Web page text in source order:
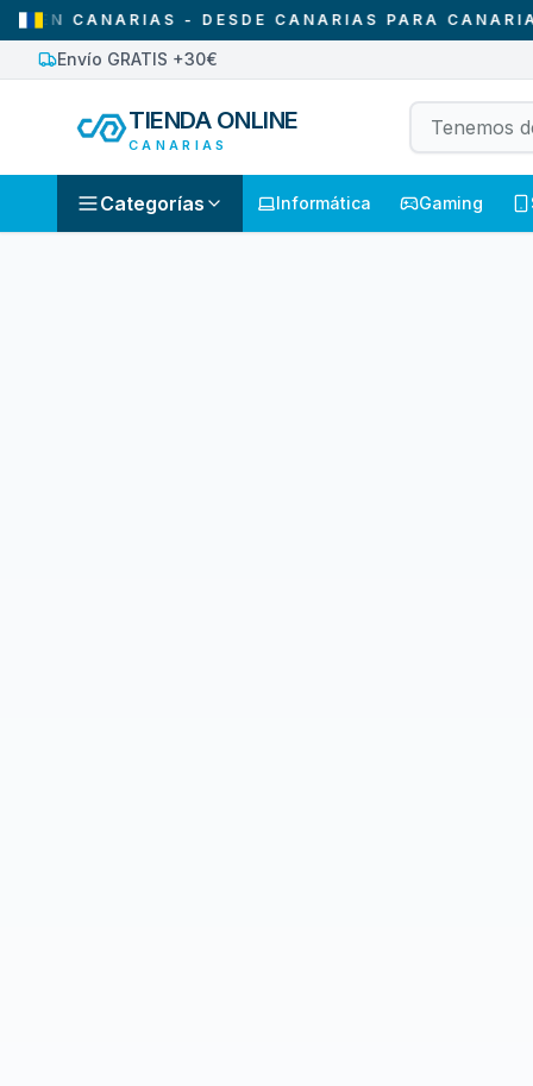
CANARIAS - DESDE CANARIAS PARA CANARIAS
Envío GRATIS +30€
TIENDA ONLINE
CANARIAS
Categorías Informática Gaming